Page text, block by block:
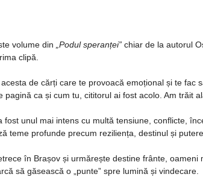
volume din „Podul speranței” chiar de la autorul
clipă.
de cărți care te provoacă emoțional și te fac
pagină ca și cum tu, cititorul ai fost acolo. Am trăit
fost unul mai intens cu multă tensiune, conflicte,
teme profunde precum reziliența, destinul și
în Brașov și urmărește destine frânte,
să găsească o „punte” spre lumină și vindecare.